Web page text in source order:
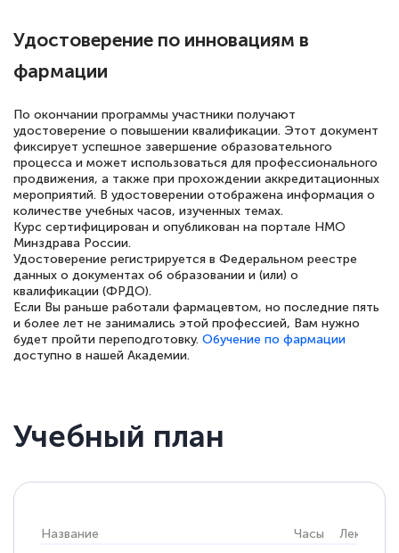
Спасибо большое Академии! Грамотное,
вежливое сопровождение! Всё чётко и
квалификации. Ещё раз - СПАСИБО!
Елена Петрикс
Знаток города 5 уровня
11 марта 2026
Всем добрый день! Я прошла курс
повышени каалификации по
специальности «Тренер-преподаватель
по тяжелой атлетике»! Хочется
специалисты, ответили на все
Удостоверение по инновациям в
фармации
По окончании программы участники получают
удостоверение о повышении квалификации. Этот документ
фиксирует успешное завершение образовательного
процесса и может использоваться для профессионального
продвижения, а также при прохождении аккредитационных
мероприятий. В удостоверении отображена информация о
количестве учебных часов, изученных темах.
Курс сертифицирован и опубликован на портале НМО
Минздрава России.
Удостоверение регистрируется в Федеральном реестре
данных о документах об образовании и (или) о
квалификации (ФРДО).
Если Вы раньше работали фармацевтом, но последние пять
и более лет не занимались этой профессией, Вам нужно
будет пройти переподготовку. Обучение по фармации
доступно в нашей Академии.
Учебный план
Название Часы Лекции